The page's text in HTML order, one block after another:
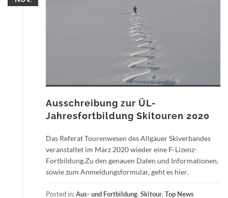
Ausschreibung zur ÜL-
Jahresfortbildung Skitouren 2020
Das Referat Tourenwesen des Allgäuer Skiverbandes
veranstaltet im März 2020 wieder eine F-Lizenz-
Fortbildung.Zu den genauen Daten und Informationen,
sowie zum Anmeldungsformular, geht es hier.
Posted in:Aus- und Fortbildung, Skitour, Top News